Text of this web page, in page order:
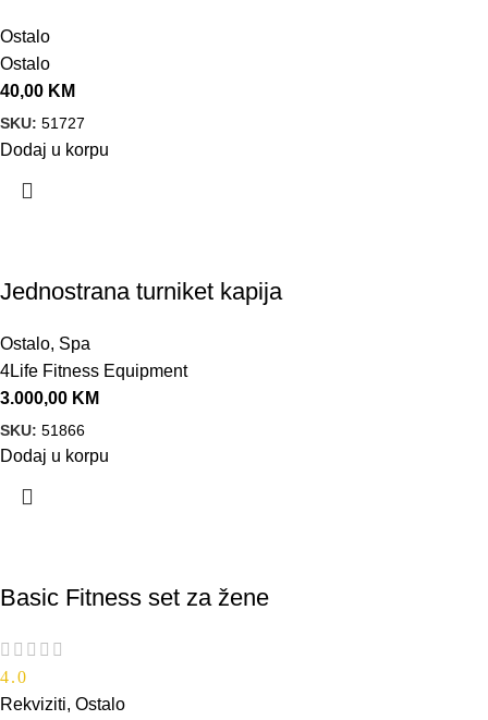
Ostalo
Ostalo
40,00 KM
SKU: 51727
Dodaj u korpu
Jednostrana turniket kapija
Ostalo, Spa
4Life Fitness Equipment
3.000,00 KM
SKU: 51866
Dodaj u korpu
Basic Fitness set za žene
4.0
Rekviziti, Ostalo